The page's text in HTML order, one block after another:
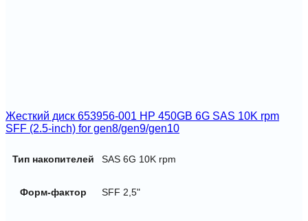
Жесткий диск 653956-001 HP 450GB 6G SAS 10K rpm
SFF (2.5-inch) for gen8/gen9/gen10
Тип накопителей SAS 6G 10K rpm
Форм-фактор SFF 2,5"